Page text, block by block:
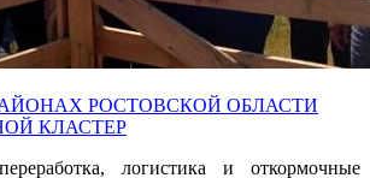
РОСТОВСКОЙ ОБЛАСТИ
КЛАСТЕР
логистика и откормочные